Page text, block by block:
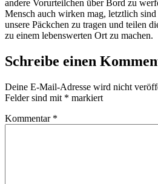
andere Vorurteilchen über Bord zu
Mensch auch wirken mag, letztlich
unsere Päckchen zu tragen und teilen
zu einem lebenswerten Ort zu machen.
Schreibe einen
Deine E-Mail-Adresse wird nicht
Felder sind mit * markiert
Kommentar *